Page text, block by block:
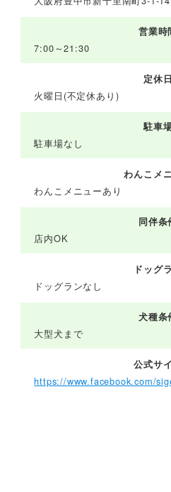
営業時
7:00～21:30
定休日
火曜日(不定休あり)
駐車
駐車場なし
わんこメ
わんこメニューあり
同伴条
店内OK
ドッグ
ドッグランなし
犬種条
大型犬まで
公式サ
https://www.facebook.com/